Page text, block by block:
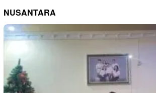
NUSANTARA